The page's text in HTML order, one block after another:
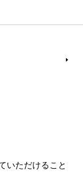
いただけること